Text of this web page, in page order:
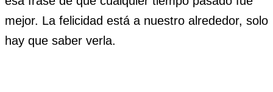
mejor. La felicidad está a nuestro alrededor, solo
hay que saber verla.